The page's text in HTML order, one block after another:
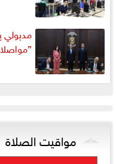
مدبولي
مواقيت الصلاة